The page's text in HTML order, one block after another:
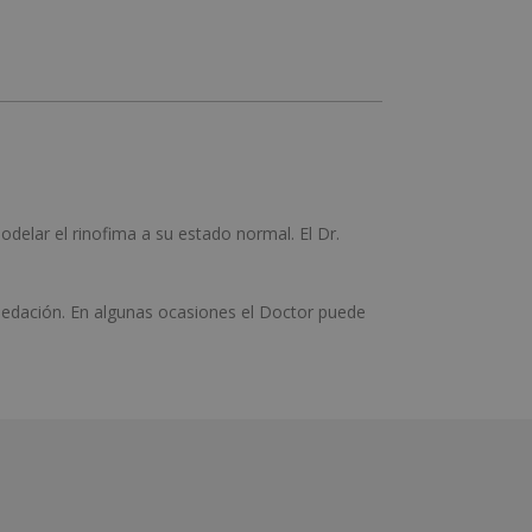
el rinofima a su estado normal. El Dr.
En algunas ocasiones el Doctor puede